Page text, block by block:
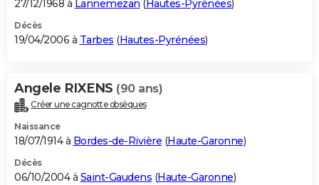
27/12/1968 à Lannemezan ( Hautes-Pyrénées)
Décès
19/04/2006 à Tarbes (Hautes-Pyrénées)
Angele RIXENS (90 ans)
Créer une cagnotte obsèques
Naissance
18/07/1914 à Bordes-de-Rivière (Haute-Garonne)
Décès
06/10/2004 à Saint-Gaudens (Haute-Garonne)